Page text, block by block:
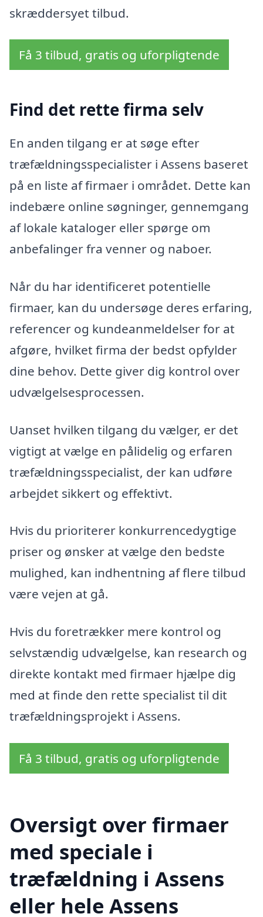
skræddersyet tilbud.
Få 3 tilbud, gratis og uforpligtende
Find det rette firma selv
En anden tilgang er at søge efter
træfældningsspecialister i Assens baseret
på en liste af firmaer i området. Dette kan
indebære online søgninger, gennemgang
af lokale kataloger eller spørge om
anbefalinger fra venner og naboer.
Når du har identificeret potentielle
firmaer, kan du undersøge deres erfaring,
referencer og kundeanmeldelser for at
afgøre, hvilket firma der bedst opfylder
dine behov. Dette giver dig kontrol over
udvælgelsesprocessen.
Uanset hvilken tilgang du vælger, er det
vigtigt at vælge en pålidelig og erfaren
træfældningsspecialist, der kan udføre
arbejdet sikkert og effektivt.
Hvis du prioriterer konkurrencedygtige
priser og ønsker at vælge den bedste
mulighed, kan indhentning af flere tilbud
være vejen at gå.
Hvis du foretrækker mere kontrol og
selvstændig udvælgelse, kan research og
direkte kontakt med firmaer hjælpe dig
med at finde den rette specialist til dit
træfældningsprojekt i Assens.
Få 3 tilbud, gratis og uforpligtende
Oversigt over firmaer
med speciale i
træfældning i Assens
eller hele Assens